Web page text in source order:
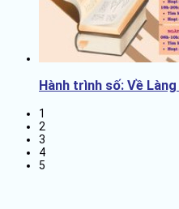
Hành trình số: Về
1
2
3
4
5